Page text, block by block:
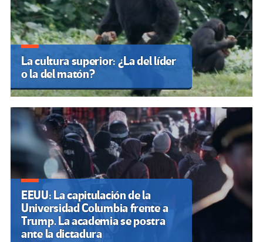
La cultura superior: ¿La del líder
o la del matón?
EEUU: La capitulación de la
Universidad Columbia frente a
Trump. La academia se postra
ante la dictadura